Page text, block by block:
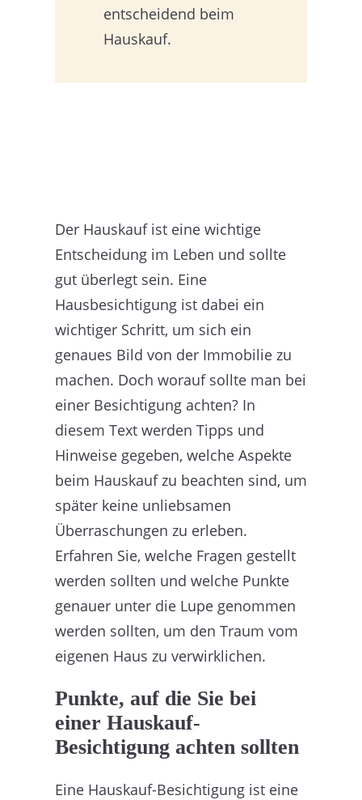
entscheidend beim
Hauskauf.
Der Hauskauf ist eine wichtige
Entscheidung im Leben und sollte
gut überlegt sein. Eine
Hausbesichtigung ist dabei ein
wichtiger Schritt, um sich ein
genaues Bild von der Immobilie zu
machen. Doch worauf sollte man bei
einer Besichtigung achten? In
diesem Text werden Tipps und
Hinweise gegeben, welche Aspekte
beim Hauskauf zu beachten sind, um
später keine unliebsamen
Überraschungen zu erleben.
Erfahren Sie, welche Fragen gestellt
werden sollten und welche Punkte
genauer unter die Lupe genommen
werden sollten, um den Traum vom
eigenen Haus zu verwirklichen.
Punkte, auf die Sie bei
einer Hauskauf-
Besichtigung achten sollten
Eine Hauskauf-Besichtigung ist eine